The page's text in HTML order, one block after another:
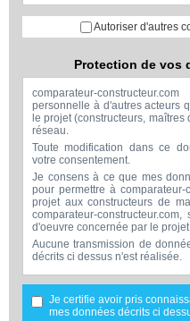
Autoriser d'autres
Protection de vos
comparateur-
personnelle à d'autres acteurs
le projet (constructeurs,
réseau.
Toute modification dans ce
votre consentement.
Je consens à ce que mes
pour permettre à comparateur-
projet aux constructeurs de
comparateur-
d'oeuvre concernée par le
Aucune transmission de
décrits ci dessus n'est réalisée.
Mes données
comparateur-
par votre projet dans le cadre
projet.
Je certifie avoir pris
mes données décrits ci